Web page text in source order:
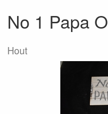
No 1 Papa
Hout